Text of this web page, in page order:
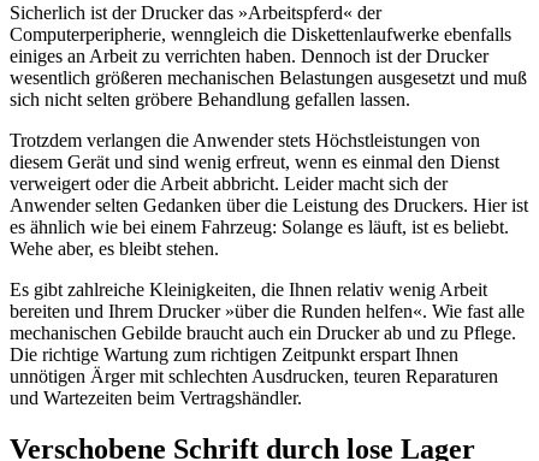
Sicherlich ist der Drucker das »Arbeitspferd« der
Computerperipherie, wenngleich die Diskettenlaufwerke ebenfalls
einiges an Arbeit zu verrichten haben. Dennoch ist der Drucker
wesentlich größeren mechanischen Belastungen ausgesetzt und muß
sich nicht selten gröbere Behandlung gefallen lassen.
Trotzdem verlangen die Anwender stets Höchstleistungen von
diesem Gerät und sind wenig erfreut, wenn es einmal den Dienst
verweigert oder die Arbeit abbricht. Leider macht sich der
Anwender selten Gedanken über die Leistung des Druckers. Hier ist
es ähnlich wie bei einem Fahrzeug: Solange es läuft, ist es beliebt.
Wehe aber, es bleibt stehen.
Es gibt zahlreiche Kleinigkeiten, die Ihnen relativ wenig Arbeit
bereiten und Ihrem Drucker »über die Runden helfen«. Wie fast alle
mechanischen Gebilde braucht auch ein Drucker ab und zu Pflege.
Die richtige Wartung zum richtigen Zeitpunkt erspart Ihnen
unnötigen Ärger mit schlechten Ausdrucken, teuren Reparaturen
und Wartezeiten beim Vertragshändler.
Verschobene Schrift durch lose Lager